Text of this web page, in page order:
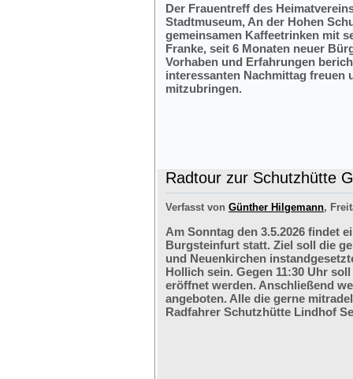
Der Frauentreff des
Stadtmuseum, An der Hohen
gemeinsamen Kaffeetrinken mit
Franke, seit 6 Monaten neuer
Vorhaben und Erfahrungen
interessanten Nachmittag freuen
mitzubringen.
Radtour zur Schutzhütte
Verfasst von Günther Hilgemann,
Am Sonntag den 3.5.2026 findet
Burgsteinfurt statt. Ziel soll die
und Neuenkirchen
Hollich sein. Gegen 11:30 Uhr
eröffnet werden. Anschließend
angeboten. Alle die gerne
Radfahrer Schutzhütte Lindhof